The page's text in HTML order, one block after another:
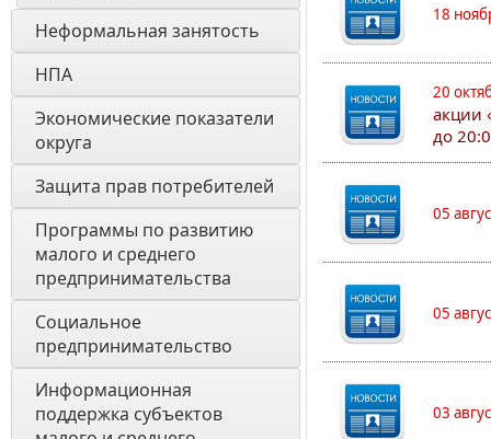
Неформальная занятость
НПА
Экономические показатели
округа
Защита прав потребителей
Программы по развитию
малого и среднего
предпринимательства
Социальное
предпринимательство
Информационная
поддержка субъектов
18
20
акции
до
05
05
03